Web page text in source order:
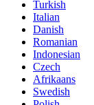
Turkish
Italian
Danish
Romanian
Indonesian
Czech
Afrikaans
Swedish